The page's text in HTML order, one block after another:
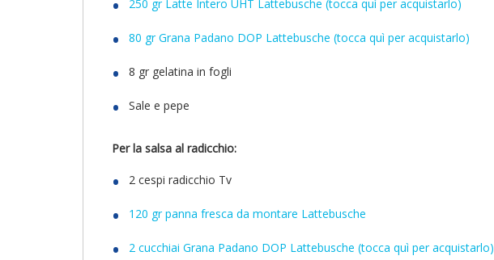
250 gr Latte Intero UHT Lattebusche (tocca quì per acquistarlo)
80 gr Grana Padano DOP Lattebusche (tocca quì per acquistarlo)
8 gr gelatina in fogli
Sale e pepe
Per la salsa al radicchio:
2 cespi radicchio Tv
120 gr panna fresca da montare Lattebusche
2 cucchiai Grana Padano DOP Lattebusche (tocca quì per acquistarlo)